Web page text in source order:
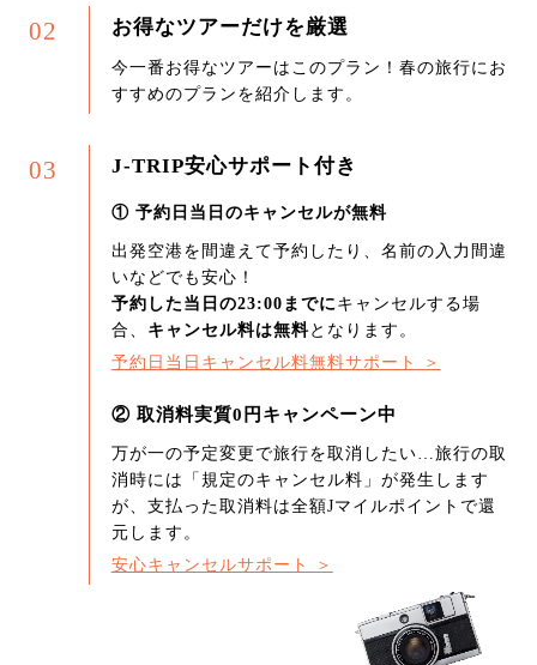
02 お得なツアーだけを厳選
今一番お得なツアーはこのプラン！春の旅行にお
すすめのプランを紹介します。
03 J-TRIP安心サポート付き
① 予約日当日のキャンセルが無料
出発空港を間違えて予約したり、名前の入力間違
いなどでも安心！
予約した当日の23:00までに キャンセルする場
合、 キャンセル料は無料となります。
予約日当日キャンセル料無料サポート ＞
② 取消料実質0円キャンペーン中
万が一の予定変更で旅行を取消したい…旅行の取
消時には「規定のキャンセル料」が発生します
が、支払った取消料は全額Jマイルポイントで還
元します。
安心キャンセルサポート ＞